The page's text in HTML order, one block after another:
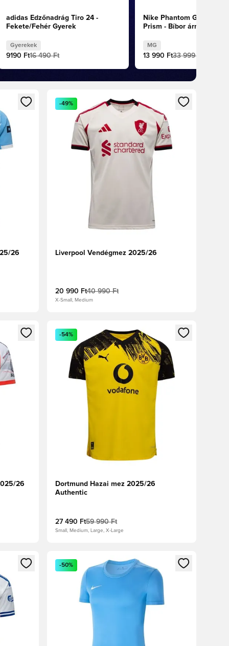
adidas Edzőnadrág Tiro 24 -
Fekete/Fehér Gyerek
Gyerekek
9190 Ft16 490 Ft
Nike Phantom GX II
Prism - Bíbor árnyalat/
MG
13 990 Ft33 999 Ft
vagy a tagként való regisztrációhoz
26
Megnyit egy modált a bejelentkezéshez vagy a
-49%
Liverpool Vendégmez 2025/26
20 990 Ft40 990 Ft
X-Small, Medium
vagy a tagként való regisztrációhoz
26
Megnyit egy modált a bejelentkezéshez vagy a
-54%
Dortmund Hazai mez 2025/26
Authentic
27 490 Ft59 990 Ft
Small, Medium, Large, X-Large
vagy a tagként való regisztrációhoz
Megnyit egy modált a bejelentkezéshez vagy a
-50%